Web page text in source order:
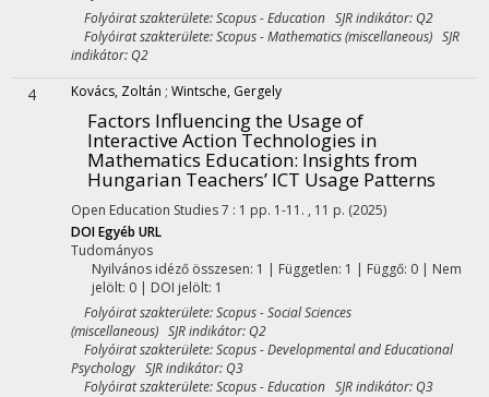
Folyóirat szakterülete: Scopus - Education SJR indikátor: Q2
Folyóirat szakterülete: Scopus - Mathematics (miscellaneous) SJR
indikátor: Q2
4 Kovács, Zoltán ; Wintsche, Gergely
Factors Influencing the Usage of
Interactive Action Technologies in
Mathematics Education: Insights from
Hungarian Teachers’ ICT Usage Patterns
Open Education Studies7 : 1 pp. 1-11. , 11 p. (2025)
DOIEgyéb URL
Tudományos
Nyilvános idéző összesen: 1 | Független: 1 | Függő: 0 | Nem
jelölt: 0 | DOI jelölt: 1
Folyóirat szakterülete: Scopus - Social Sciences
(miscellaneous) SJR indikátor: Q2
Folyóirat szakterülete: Scopus - Developmental and Educational
Psychology SJR indikátor: Q3
Folyóirat szakterülete: Scopus - Education SJR indikátor: Q3